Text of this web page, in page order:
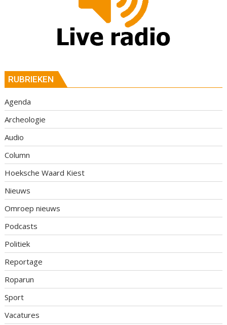
RUBRIEKEN
Agenda
Archeologie
Audio
Column
Hoeksche Waard Kiest
Nieuws
Omroep nieuws
Podcasts
Politiek
Reportage
Roparun
Sport
Vacatures